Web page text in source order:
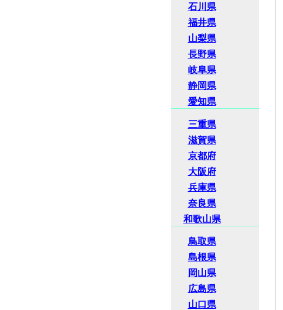
石川県
福井県
山梨県
長野県
岐阜県
静岡県
愛知県
三重県
滋賀県
京都府
大阪府
兵庫県
奈良県
和歌山県
鳥取県
島根県
岡山県
広島県
山口県